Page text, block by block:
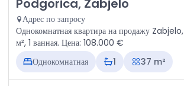
Podgorica, Zabjelo
Адрес по запросу
Однокомнатная квартира на продажу
м², 1 ванная. Цена: 108.000 €
Однокомнатная
1 37 m²